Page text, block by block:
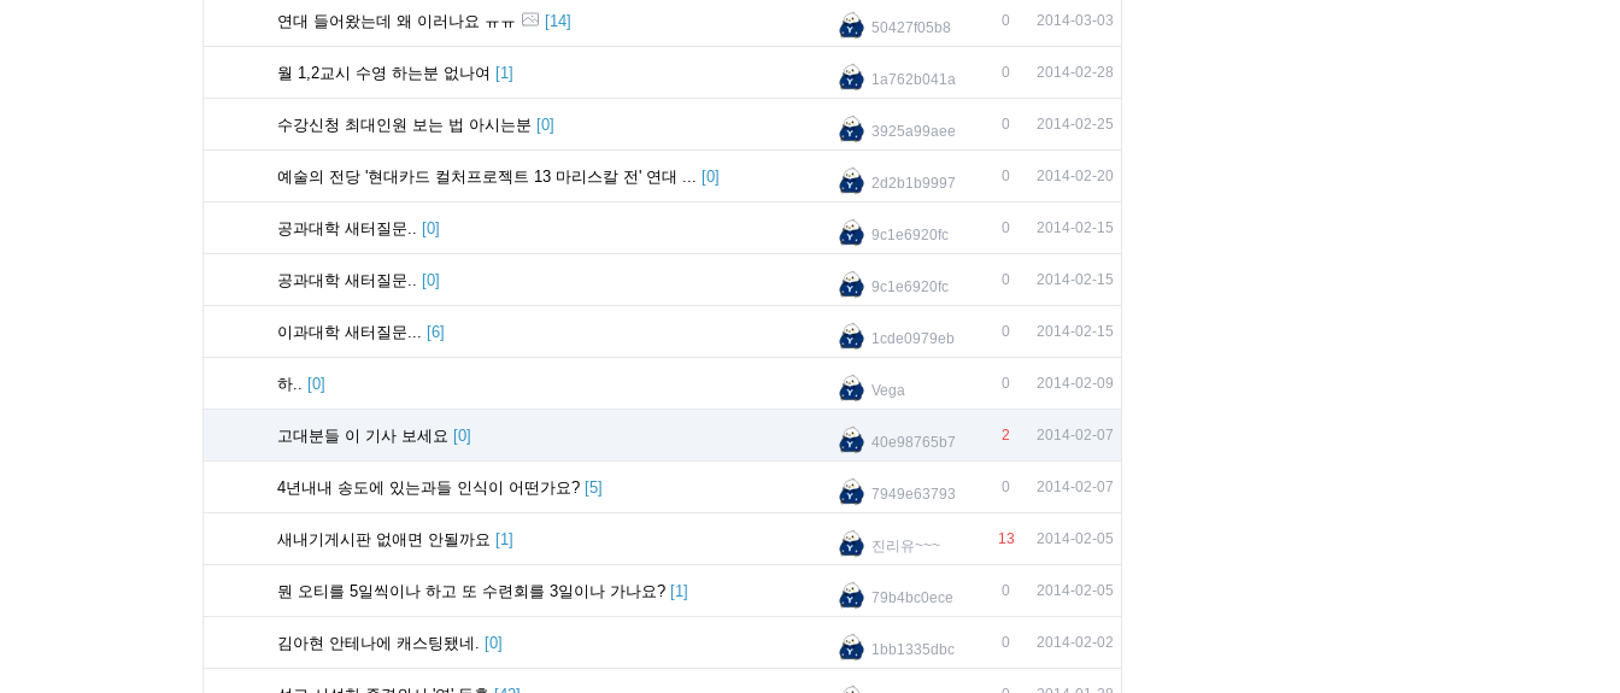
연대 들어왔는데 왜 이러나요 ㅠㅠ [14] 50427f05b8 0 2014-03-03
월 1,2교시 수영 하는분 없나여 [1] 1a762b041a 0 2014-02-28
수강신청 최대인원 보는 법 아시는분 [0] 3925a99aee 0 2014-02-25
예술의 전당 '현대카드 컬처프로젝트 13 마리스칼 전' 연대 ... [0] 2d2b1b9997 0 2014-02-20
공과대학 새터질문.. [0] 9c1e6920fc 0 2014-02-15
공과대학 새터질문.. [0] 9c1e6920fc 0 2014-02-15
이과대학 새터질문... [6] 1cde0979eb 0 2014-02-15
하.. [0] Vega 0 2014-02-09
고대분들 이 기사 보세요 [0] 40e98765b7 2 2014-02-07
4년내내 송도에 있는과들 인식이 어떤가요? [5] 7949e63793 0 2014-02-07
새내기게시판 없애면 안될까요 [1] 진리유~~~ 13 2014-02-05
뭔 오티를 5일씩이나 하고 또 수련회를 3일이나 가나요? [1] 79b4bc0ece 0 2014-02-05
김아현 안테나에 캐스팅됐네. [0] 1bb1335dbc 0 2014-02-02